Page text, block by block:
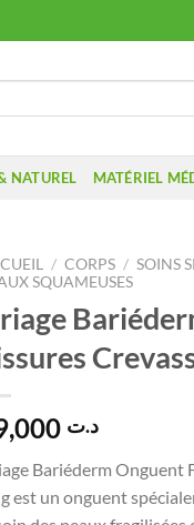
NATUREL MATÉRIEL
/ CORPS / SOINS
SQUAMEUSES
د.ت
Bariéderm Onguent
est un onguent